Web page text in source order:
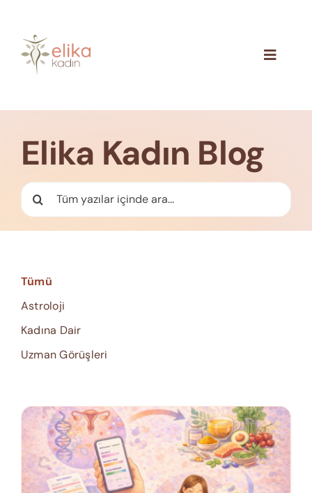
content
Toggle
İletişim
Elika Kadın Blog
Ara:
Tümü
Astroloji
Kadına Dair
Uzman Görüşleri